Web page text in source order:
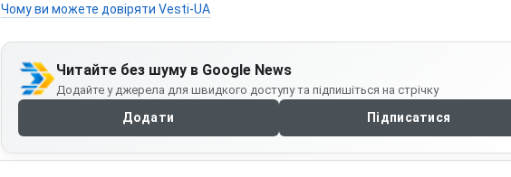
Чому ви можете довіряти Vesti-UA
Читайте без шуму в Google News
Додайте у джерела для швидкого доступу та підпишіться на стрічку
Додати Підписатися